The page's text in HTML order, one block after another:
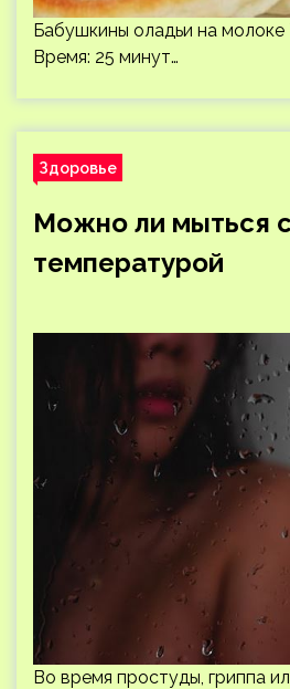
Бабушкины оладьи на молоке
Время: 25 минут…
Здоровье
Можно ли мыться
температурой
Во время простуды, гриппа